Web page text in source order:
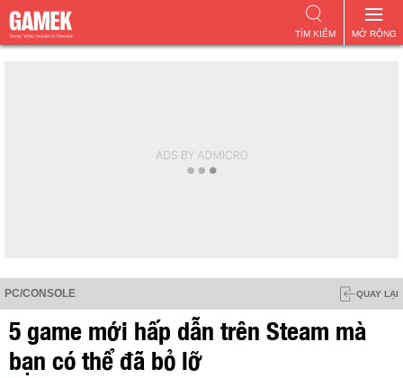
MỞ RỘNG
TÌM KIẾM
PC/CONSOLE QUAY LẠI
5 game mới hấp dẫn trên Steam mà
bạn có thể đã bỏ lỡ